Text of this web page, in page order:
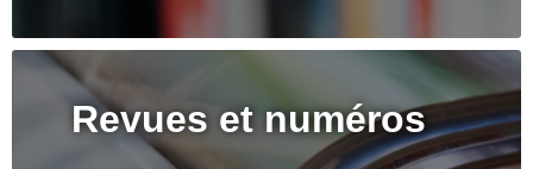
Revues et numéros